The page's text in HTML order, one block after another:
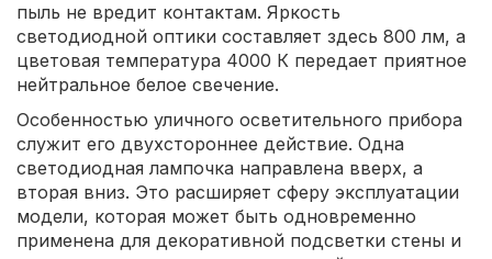
пыль не вредит контактам. Яркость
светодиодной оптики составляет здесь 800 лм, а
цветовая температура 4000 К передает приятное
нейтральное белое свечение.
Особенностью уличного осветительного прибора
служит его двухстороннее действие. Одна
светодиодная лампочка направлена вверх, а
вторая вниз. Это расширяет сферу эксплуатации
модели, которая может быть одновременно
применена для декоративной подсветки стены и